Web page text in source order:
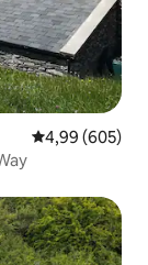
Évaluation
4,99 (605)